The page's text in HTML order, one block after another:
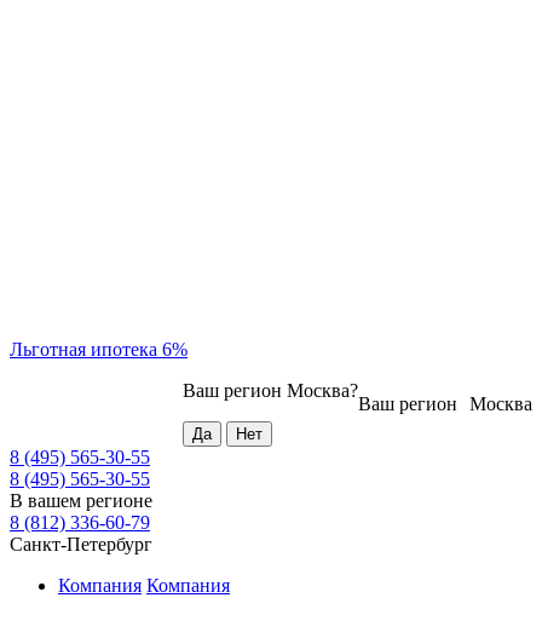
Льготная ипотека 6%
Москва
Ваш регион
Ваш регион Москва?
8 (495) 565-30-55
8 (495) 565-30-55
В вашем регионе
8 (812) 336-60-79
Санкт-Петербург
Компания Компания